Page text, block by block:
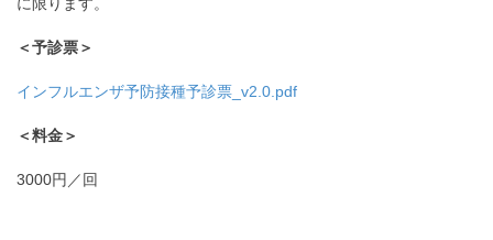
＜予診票＞
インフルエンザ予防接種予診票_v2.0.pdf
＜料金＞
3000円／回